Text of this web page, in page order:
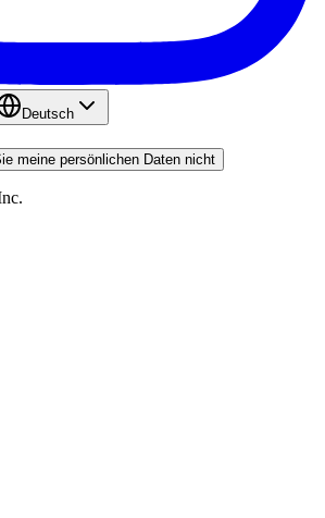
Deutsch
meine persönlichen Daten nicht